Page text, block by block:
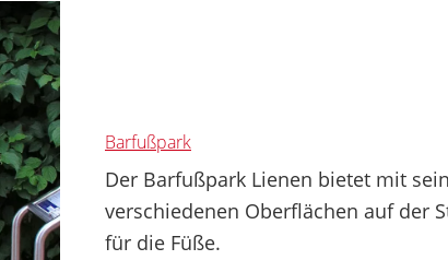
Barfußpark
Der Barfußpark Lienen bietet mit
verschiedenen Oberflächen auf der
für die Füße.